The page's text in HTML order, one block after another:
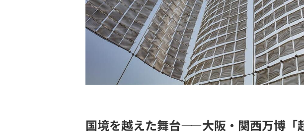
国境を越えた舞台——大阪・関西万博「